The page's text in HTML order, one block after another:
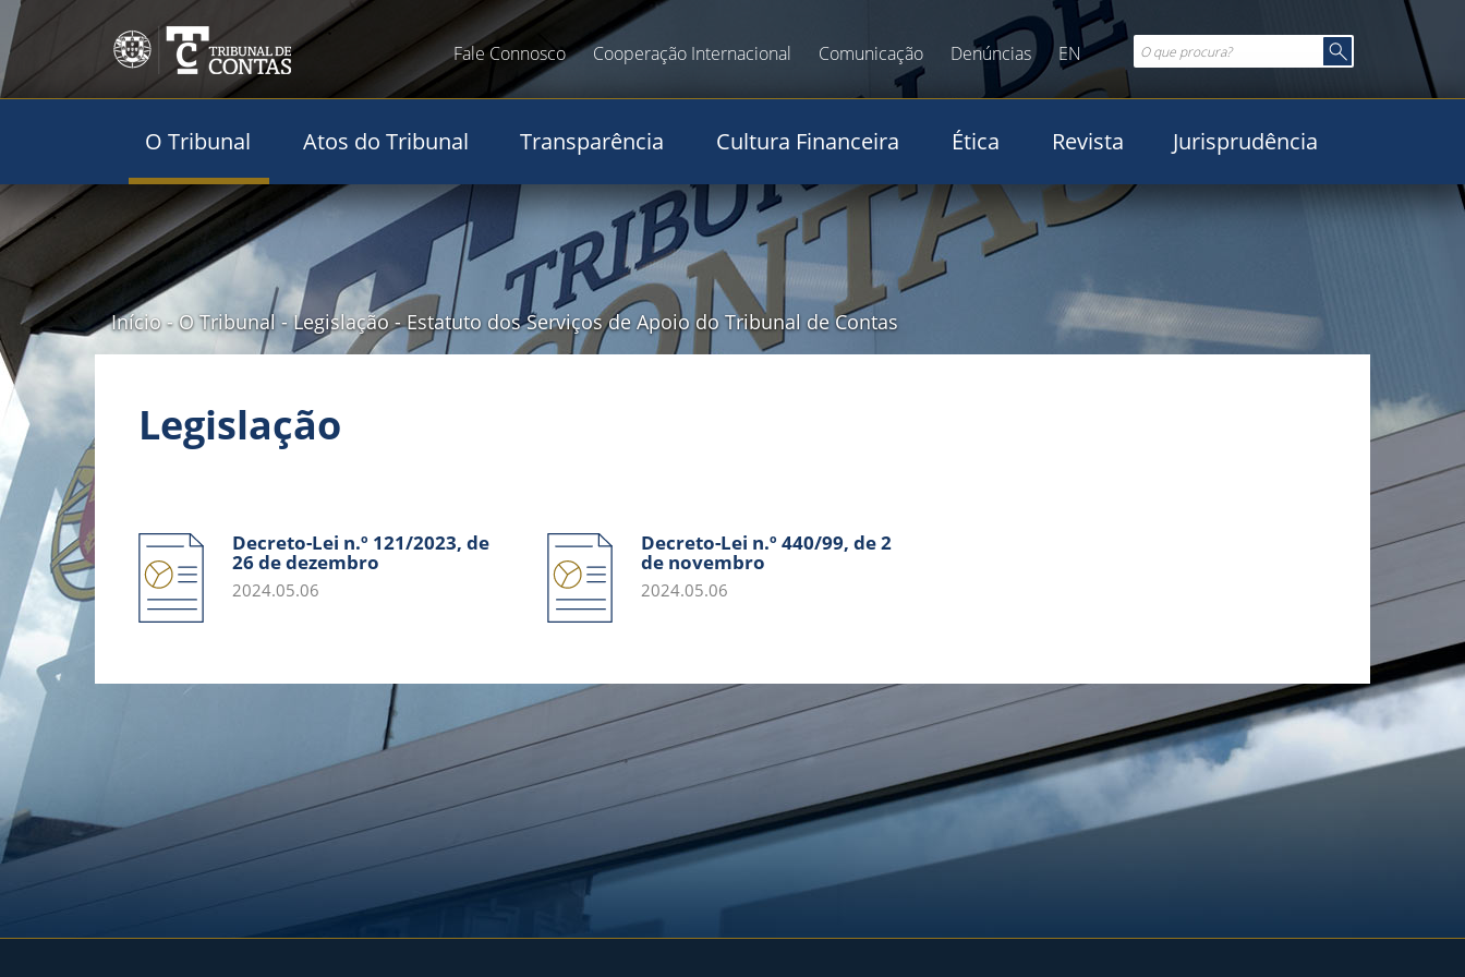
Fale Connosco Cooperação Internacional Comunicação Denúncias EN
O Tribunal Atos do Tribunal Transparência Cultura Financeira Ética Revista Jurisprudência
Início - O Tribunal - Legislação - Estatuto dos Serviços de Apoio do Tribunal de Contas
Legislação
Decreto-Lei n.º 121/2023, de
26 de dezembro
2024.05.06
Decreto-Lei n.º 440/99, de 2
de novembro
2024.05.06